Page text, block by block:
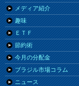
メディア紹介
趣味
ＥＴＦ
節約術
今月の分配金
ブラジル市場コラム
ニュース